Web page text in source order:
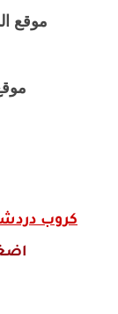
موقع
كروب